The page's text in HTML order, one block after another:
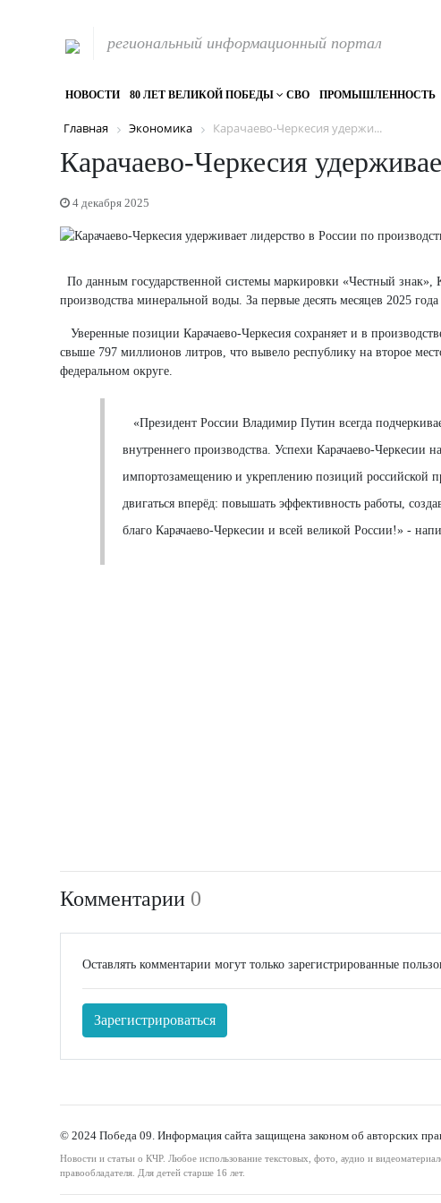
региональный информационный портал
НОВОСТИ 80 ЛЕТ ВЕЛИКОЙ ПОБЕДЫ СВО ПРОМЫШЛЕННОСТЬ
Главная Экономика Карачаево-Черкесия удержи...
Карачаево-Черкесия
4 декабря 2025
По данным государственной системы маркировки «Честный знак»,
производства минеральной воды. За первые десять месяцев 2025
Уверенные позиции Карачаево-Черкесия сохраняет и в
свыше 797 миллионов литров, что вывело республику на второе
федеральном округе.
«Президент России Владимир Путин всегда
внутреннего производства. Успехи Карачаево-Черкесии
импортозамещению и укреплению позиций российской
двигаться вперёд: повышать эффективность работы,
благо Карачаево-Черкесии и всей великой России!» -
Комментарии 0
Оставлять комментарии могут только зарегистрированные
Зарегистрироваться
© 2024 Победа 09. Информация сайта защищена законом об авторских
Новости и статьи о КЧР. Любое использование текстовых, фото, аудио и
правообладателя. Для детей старше 16 лет.